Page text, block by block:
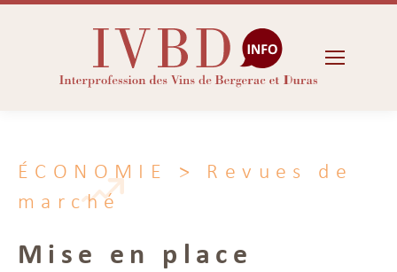
ÉCONOMIE
> Revues de
marché
Mise en place